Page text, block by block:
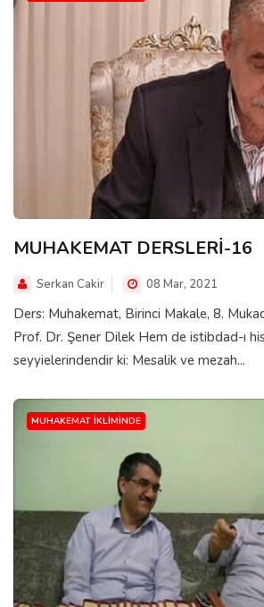
MUHAKEMAT DERSLERİ-16
Serkan Cakir 08 Mar, 2021
Ders: Muhakemat, Birinci Makale, 8.
Prof. Dr. Şener Dilek Hem de istibdad-ı
seyyielerindendir ki: Mesalik ve mezah...
MUHAKEMAT İKLIMINDE